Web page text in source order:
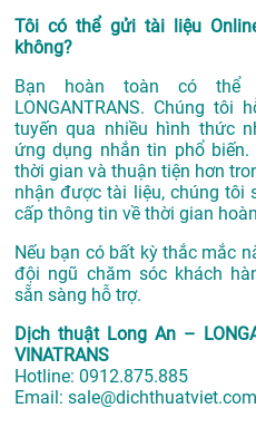
Tôi có thể gửi tài liệu
không?
Bạn hoàn toàn có
LONGANTRANS. Chúng
tuyến qua nhiều hình thức
ứng dụng nhắn tin phổ
thời gian và thuận tiện hơn
nhận được tài liệu, chúng tôi
cấp thông tin về thời gian
Nếu bạn có bất kỳ thắc mắc
đội ngũ chăm sóc khách
sẵn sàng hỗ trợ.
Dịch thuật Long An –
VINATRANS
Hotline: 0912.875.885
Email: sale@dichthuatviet.com